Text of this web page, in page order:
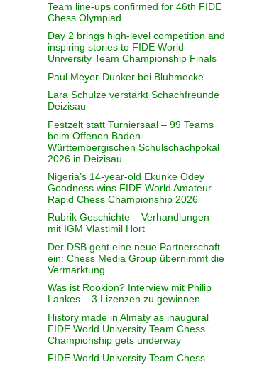
Team line-ups confirmed for 46th FIDE
Chess Olympiad
Day 2 brings high-level competition and
inspiring stories to FIDE World
University Team Championship Finals
Paul Meyer-Dunker bei Bluhmecke
Lara Schulze verstärkt Schachfreunde
Deizisau
Festzelt statt Turniersaal – 99 Teams
beim Offenen Baden-
Württembergischen Schulschachpokal
2026 in Deizisau
Nigeria’s 14-year-old Ekunke Odey
Goodness wins FIDE World Amateur
Rapid Chess Championship 2026
Rubrik Geschichte – Verhandlungen
mit IGM Vlastimil Hort
Der DSB geht eine neue Partnerschaft
ein: Chess Media Group übernimmt die
Vermarktung
Was ist Rookion? Interview mit Philip
Lankes – 3 Lizenzen zu gewinnen
History made in Almaty as inaugural
FIDE World University Team Chess
Championship gets underway
FIDE World University Team Chess